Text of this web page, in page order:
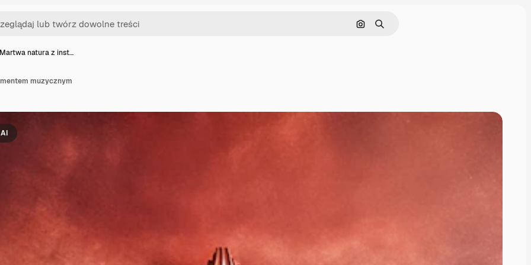
Szukaj według obrazu
Szukaj
Martwa natura z inst…
muzycznym